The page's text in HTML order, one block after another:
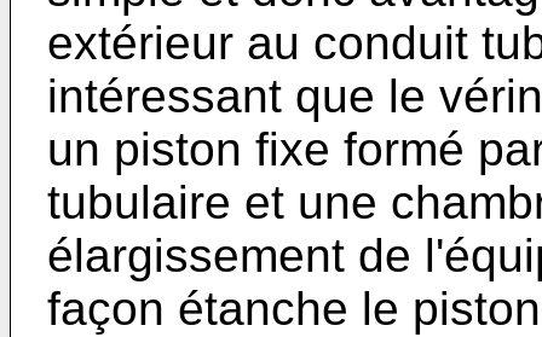
extérieur au conduit
intéressant que le
un piston fixe formé
tubulaire et une
élargissement de
façon étanche le